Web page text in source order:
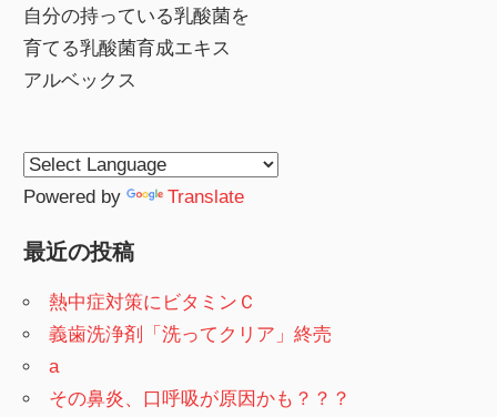
自分の持っている乳酸菌を
育てる乳酸菌育成エキス
アルベックス
Powered by Translate
最近の投稿
熱中症対策にビタミンＣ
義歯洗浄剤「洗ってクリア」終売
a
その鼻炎、口呼吸が原因かも？？？